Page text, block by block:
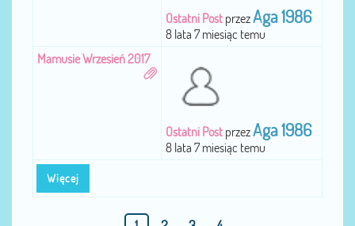
Więcej
Ostatni Post przezAga 1986
8 lata 7 miesiąc temu
Mamusie Wrzesień 2017
Ostatni Post przezAga 1986
8 lata 7 miesiąc temu